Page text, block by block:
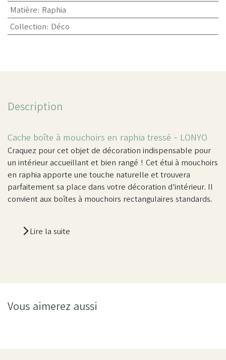
Matière: Raphia
Collection: Déco
Description
Cache boîte à mouchoirs en raphia tressé - LONYO
Craquez pour cet objet de décoration indispensable pour
un intérieur accueillant et bien rangé ! Cet étui à mouchoirs
en raphia apporte une touche naturelle et trouvera
parfaitement sa place dans votre décoration d'intérieur. Il
convient aux boîtes à mouchoirs rectangulaires standards.
Lire la suite
Vous aimerez aussi